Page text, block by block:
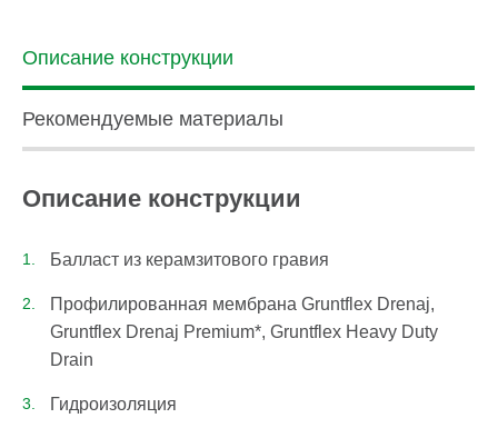
Описание конструкции
Рекомендуемые материалы
Описание конструкции
Балласт из керамзитового гравия
Профилированная мембрана Gruntflex Drenaj,
Gruntflex Drenaj Premium*, Gruntflex Heavy Duty
Drain
Гидроизоляция